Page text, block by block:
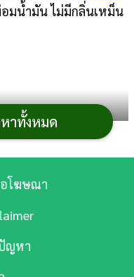
มน้ำมัน ไม่มีกลิ่นเหม็น
า บรรเทาอาการปวด
ขับถ่าย เพราะมีกากใย
ะ ช่วยลดความเสี่ยงใน
ม
าทั้งหมด
โฆษณา
ญหา